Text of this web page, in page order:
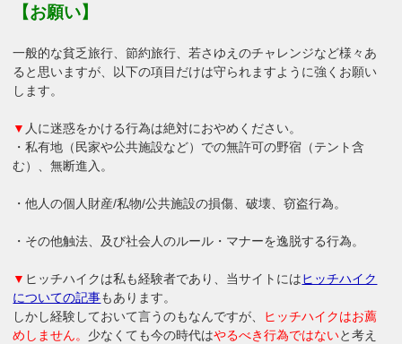
【お願い】
一般的な貧乏旅行、節約旅行、若さゆえのチャレンジなど様々あ
ると思いますが、以下の項目だけは守られますように強くお願い
します。
▼ 人に迷惑をかける行為は絶対におやめください。
・私有地（民家や公共施設など）での無許可の野宿（テント含
む）、無断進入。
・他人の個人財産/私物/公共施設の損傷、破壊、窃盗行為。
・その他触法、及び社会人のルール・マナーを逸脱する行為。
▼ ヒッチハイクは私も経験者であり、当サイトにはヒッチハイク
についての記事もあります。
しかし経験しておいて言うのもなんですが、 ヒッチハイクはお薦
めしません。 少なくても今の時代はやるべき行為ではないと考え